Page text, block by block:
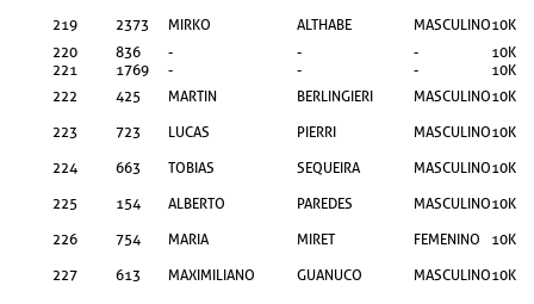
219
2373 MIRKO ALTHABE MASCULINO10KM
220
836 - - -
10KM
221
1769 - - -
10KM
222
425 MARTIN BERLINGIERI MASCULINO10KM
223
723 LUCAS PIERRI MASCULINO10KM
224
663 TOBIAS SEQUEIRA MASCULINO10KM
225
154 ALBERTO PAREDES MASCULINO10KM
226
754 MARIA MIRET FEMENINO
10KM
227
613 MAXIMILIANO GUANUCO MASCULINO10KM